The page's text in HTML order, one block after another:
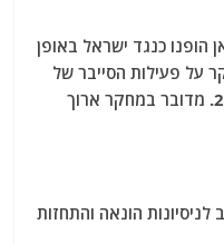
הופנו כנגד ישראל באופן
על פעילות הסייבר של
איראן בישראל החל מאוקטובר 2023. מדובר במחקר ארוך
הונאה והתחזות